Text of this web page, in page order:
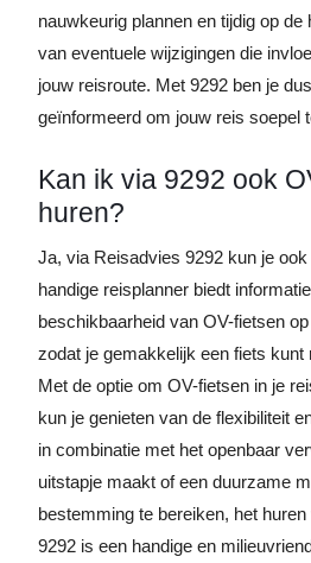
nauwkeurig plannen en tijdig op
van eventuele wijzigingen die
jouw reisroute. Met 9292 ben je
geïnformeerd om jouw reis soepel
Kan ik via 9292 ook
huren?
Ja, via Reisadvies 9292 kun je
handige reisplanner biedt
beschikbaarheid van OV-fietsen
zodat je gemakkelijk een fiets kunt
Met de optie om OV-fietsen in je
kun je genieten van de flexibiliteit
in combinatie met het openbaar
uitstapje maakt of een duurzame
bestemming te bereiken, het
9292 is een handige en